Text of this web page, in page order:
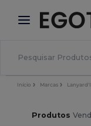
× App
Melhores
Início Marcas
Produtos